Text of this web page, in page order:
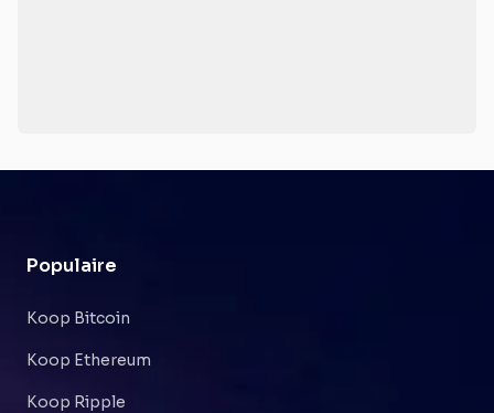
Populaire
Koop Bitcoin
Koop Ethereum
Koop Ripple